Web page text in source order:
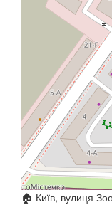
🏠 Київ, вулиця